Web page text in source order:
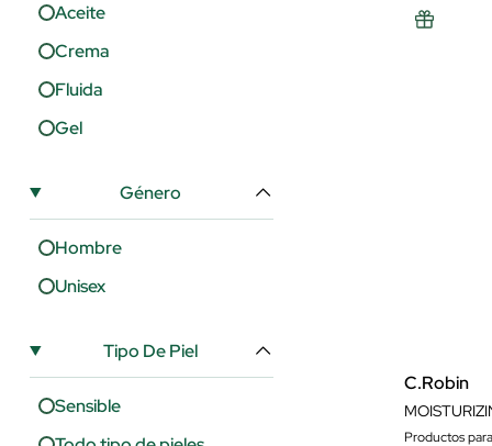
Aceite
Crema
Fluida
Gel
Género
Hombre
Unisex
Tipo De Piel
Sensible
C.Robin
Productos